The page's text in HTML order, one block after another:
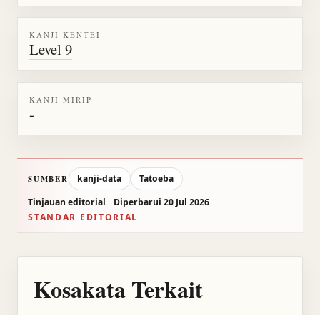
KANJI KENTEI
Level 9
KANJI MIRIP
-
SUMBER kanji-data
Tatoeba
Tinjauan editorial
Diperbarui 20 Jul 2026
STANDAR EDITORIAL
Kosakata Terkait